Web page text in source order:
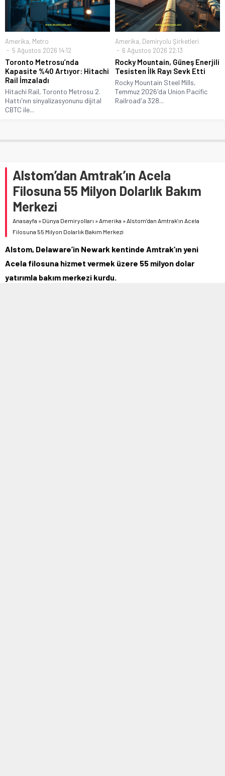
Amerika, Metro
5 Ağustos 2026 14:12
Toronto Metrosu’nda
Kapasite %40 Artıyor: Hitachi
Rail İmzaladı
Hitachi Rail, Toronto Metrosu 2.
Hattı'nın sinyalizasyonunu dijital
CBTC ile...
Amerika, Demiryolu Şirketleri
6 Ağustos 2026 22:13
Rocky Mountain, Güneş Enerjili
Tesisten İlk Rayı Sevk Etti
Rocky Mountain Steel Mills,
Temmuz 2026'da Union Pacific
Railroad'a 328...
Alstom’dan Amtrak’ın Acela
Filosuna 55 Milyon Dolarlık Bakım
Merkezi
Anasayfa » Dünya Demiryolları »Amerika »Alstom’dan Amtrak’ın Acela
Filosuna 55 Milyon Dolarlık Bakım Merkezi
Alstom, Delaware’in Newark kentinde Amtrak’ın yeni
Acela filosuna hizmet vermek üzere 55 milyon dolar
yatırımla bakım merkezi kurdu.